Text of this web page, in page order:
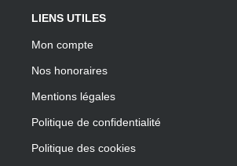
LIENS UTILES
Mon compte
Nos honoraires
Mentions légales
Politique de confidentialité
Politique des cookies